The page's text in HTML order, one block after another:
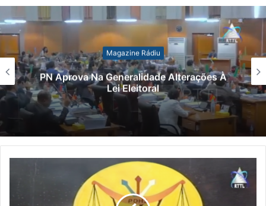
Magazine Rádiu
Generalidade Alterações À
Lei Eleitoral
MEJD